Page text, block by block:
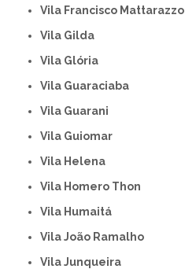
Vila Francisco Mattarazzo
Vila Gilda
Vila Glória
Vila Guaraciaba
Vila Guarani
Vila Guiomar
Vila Helena
Vila Homero Thon
Vila Humaitá
Vila João Ramalho
Vila Junqueira